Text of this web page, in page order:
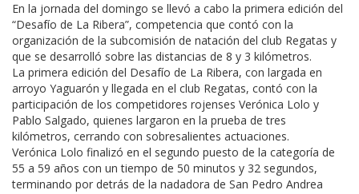
En la jornada del domingo se llevó a cabo la primera edición del
“Desafío de La Ribera”, competencia que contó con la
organización de la subcomisión de natación del club Regatas y
que se desarrolló sobre las distancias de 8 y 3 kilómetros.
La primera edición del Desafío de La Ribera, con largada en
arroyo Yaguarón y llegada en el club Regatas, contó con la
participación de los competidores rojenses Verónica Lolo y
Pablo Salgado, quienes largaron en la prueba de tres
kilómetros, cerrando con sobresalientes actuaciones.
Verónica Lolo finalizó en el segundo puesto de la categoría de
55 a 59 años con un tiempo de 50 minutos y 32 segundos,
terminando por detrás de la nadadora de San Pedro Andrea